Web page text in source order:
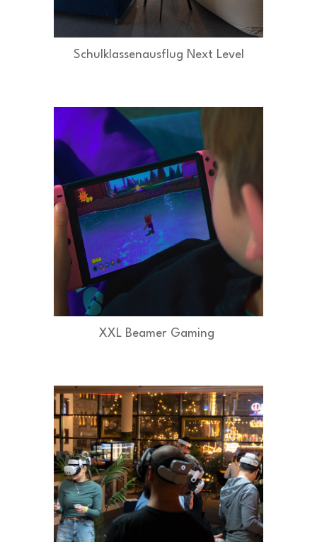
Schulklassenausflug Next Level
XXL Beamer Gaming